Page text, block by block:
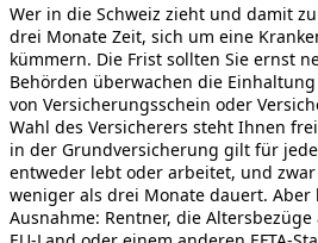
Wer in die Schweiz zieht und damit
drei Monate Zeit, sich um eine
kümmern. Die Frist sollten Sie ernst
Behörden überwachen die
von Versicherungsschein oder
Wahl des Versicherers steht Ihnen
in der Grundversicherung gilt für
entweder lebt oder arbeitet, und
weniger als drei Monate dauert. Aber
Ausnahme: Rentner, die